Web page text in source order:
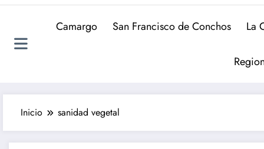
Camargo San Francisco de Conchos La
Inicio sanidad vegetal